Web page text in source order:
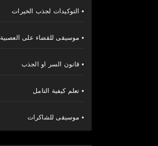
• التوكيدات لجذب الخيرات
• موسيقى للقضاء على العصبية
• قانون السر او الجذب
• تعلم كيفية التامل
• موسيقى للشاكرات